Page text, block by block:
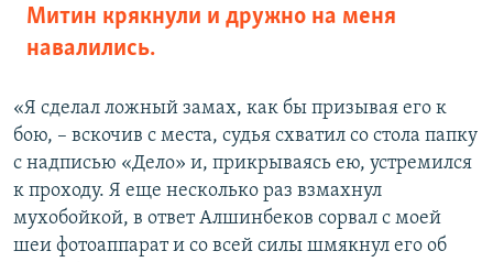
Митин крякнули и дружно на меня
навалились.
«Я сделал ложный замах, как бы призывая его к
бою, – вскочив с места, судья схватил со стола папку
с надписью «Дело» и, прикрываясь ею, устремился
к проходу. Я еще несколько раз взмахнул
мухобойкой, в ответ Алшинбеков сорвал с моей
шеи фотоаппарат и со всей силы шмякнул его об